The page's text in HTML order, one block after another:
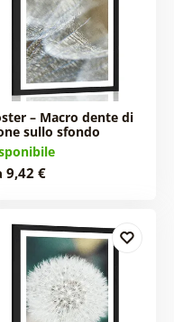
– Macro dente di
sullo sfondo
9,42 €